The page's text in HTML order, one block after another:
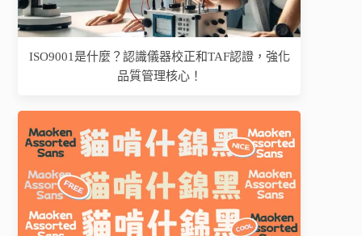
ISO9001是什麼？認識儀器校正和TAF認證，強化
品質管理核心！